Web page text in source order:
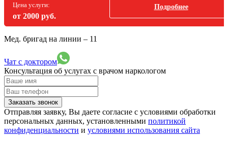
Цена услуги:
от 2000 руб.
Подробнее
Мед. бригад на линии – 11
Чат с доктором
Консультация об услугах с врачом наркологом
Заказать звонок
Отправляя заявку, Вы даете согласие с условиями обработки
персональных данных, установленными политикой
конфиденциальности и условиями использования сайта